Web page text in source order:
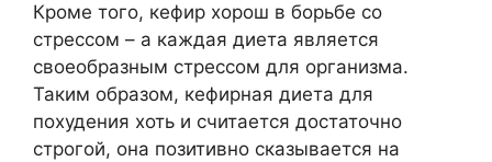
Кроме того, кефир хорош в борьбе со
стрессом – а каждая диета является
своеобразным стрессом для организма.
Таким образом, кефирная диета для
похудения хоть и считается достаточно
строгой, она позитивно сказывается на